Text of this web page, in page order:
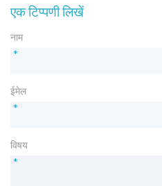
एक टिप्पणी लिखें
नाम
*
ईमेल
*
विषय
*